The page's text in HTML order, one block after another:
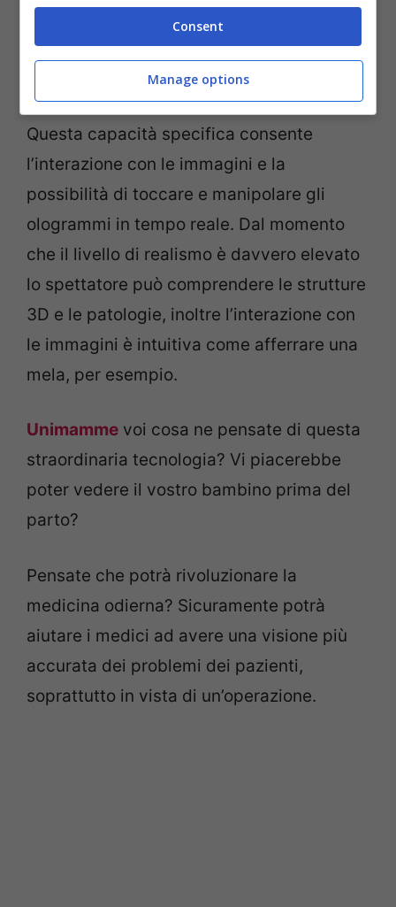
rimangono le stesse coordinate,
indipendentemente dalla posizione dello
Questa capacità specifica consente
l’interazione con le immagini e la
possibilità di toccare e manipolare gli
ologrammi in tempo reale. Dal momento
che il livello di realismo è davvero elevato
lo spettatore può comprendere le strutture
3D e le patologie, inoltre l’interazione con
le immagini è intuitiva come afferrare una
mela, per esempio.
Unimamme voi cosa ne pensate di questa
straordinaria tecnologia? Vi piacerebbe
poter vedere il vostro bambino prima del
parto?
Pensate che potrà rivoluzionare la
medicina odierna? Sicuramente potrà
aiutare i medici ad avere una visione più
accurata dei problemi dei pazienti,
soprattutto in vista di un’operazione.
Consent
Manage options